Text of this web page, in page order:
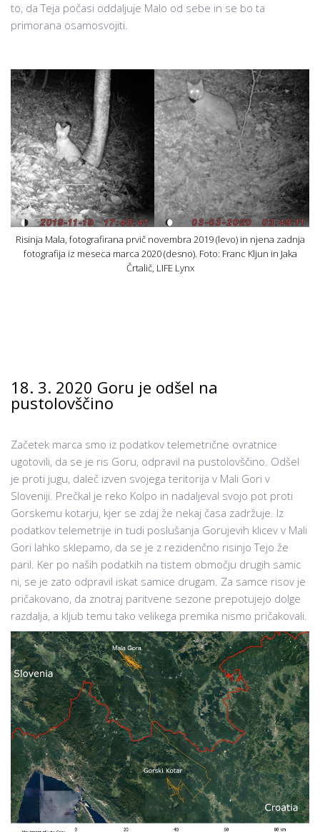
to, da Teja počasi oddaljuje Malo od sebe in se bo ta
primorana osamosvojiti.
Risinja Mala, fotografirana prvič novembra 2019 (levo) in njena zadnja
fotografija iz meseca marca 2020 (desno). Foto: Franc Kljun in Jaka
Črtalič, LIFE Lynx
18. 3. 2020 Goru je odšel na
pustolovščino
Začetek marca smo iz podatkov telemetrične ovratnice
ugotovili, da se je ris Goru, odpravil na pustolovščino. Odšel
je proti jugu, daleč izven svojega teritorija v Mali Gori v
Sloveniji. Prečkal je reko Kolpo in nadaljeval svojo pot proti
Gorskemu kotarju, kjer se zdaj že nekaj časa zadržuje. Iz
podatkov telemetrije in tudi poslušanja Gorujevih klicev v Mali
Gori lahko sklepamo, da se je z rezidenčno risinjo Tejo že
paril. Ker po naših podatkih na tistem območju drugih samic
ni, se je zato odpravil iskat samice drugam. Za samce risov je
pričakovano, da znotraj paritvene sezone prepotujejo dolge
razdalja, a kljub temu tako velikega premika nismo pričakovali.